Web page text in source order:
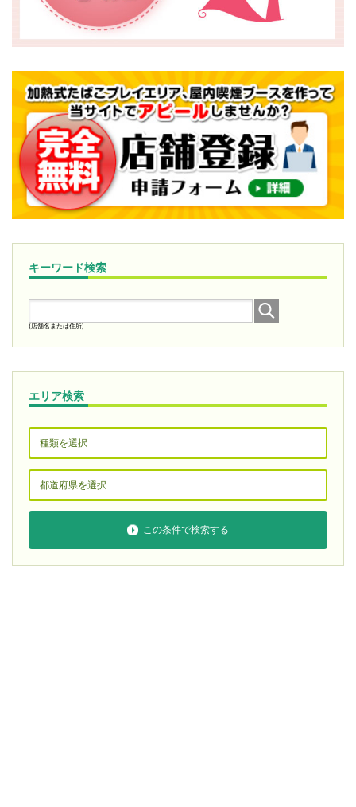
キーワード検索
(店舗名または住所)
エリア検索
この条件で検索する